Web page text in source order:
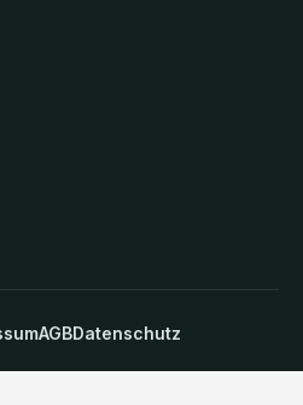
AGBDatenschutz